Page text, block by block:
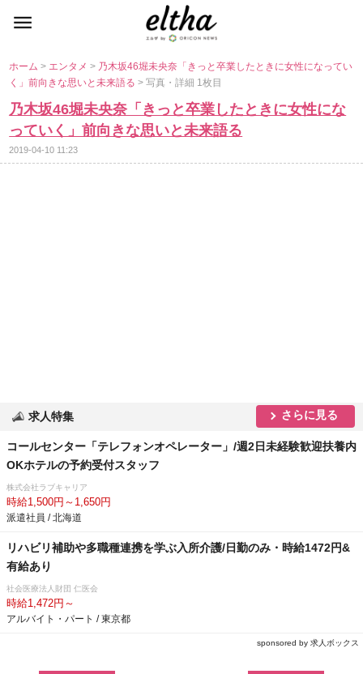
ホーム> エンタメ> 乃木坂46堀未央奈「きっと卒業したときに女性になってい
く」前向きな思いと未来語る> 写真・詳細 1枚目
乃木坂46堀未央奈「きっと卒業したときに女性にな
っていく」前向きな思いと未来語る
2019-04-10 11:23
求人特集 さらに見る
コールセンター「テレフォンオペレーター」/週2日未経験歓迎扶養内
OKホテルの予約受付スタッフ
株式会社ラブキャリア
時給1,500円～1,650円
派遣社員 / 北海道
リハビリ補助や多職種連携を学ぶ入所介護/日勤のみ・時給1472円&
有給あり
社会医療法人財団 仁医会
時給1,472円～
アルバイト・パート / 東京都
sponsored by 求人ボックス